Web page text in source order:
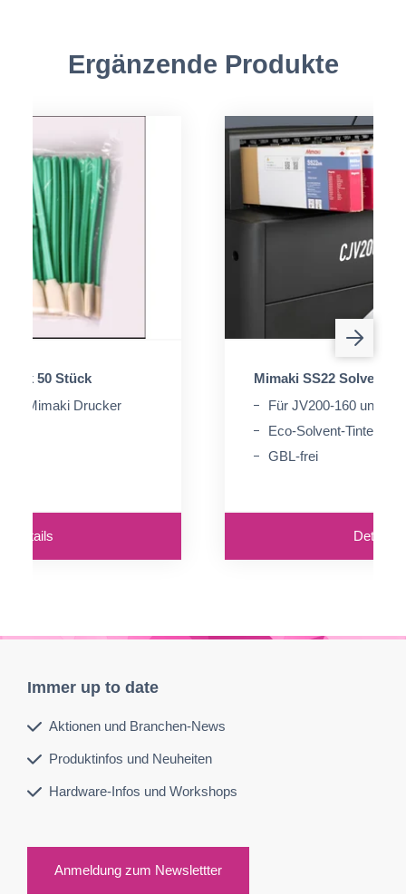
Ergänzende Produkte
50 Stück
Mimaki Drucker
Details
Mimaki SS22 Solvent
Für JV200-160 und
Eco-Solvent-Tinte
GBL-frei
Details
Immer up to date
Aktionen und Branchen-News
Produktinfos und Neuheiten
Hardware-Infos und Workshops
Anmeldung zum Newslettter